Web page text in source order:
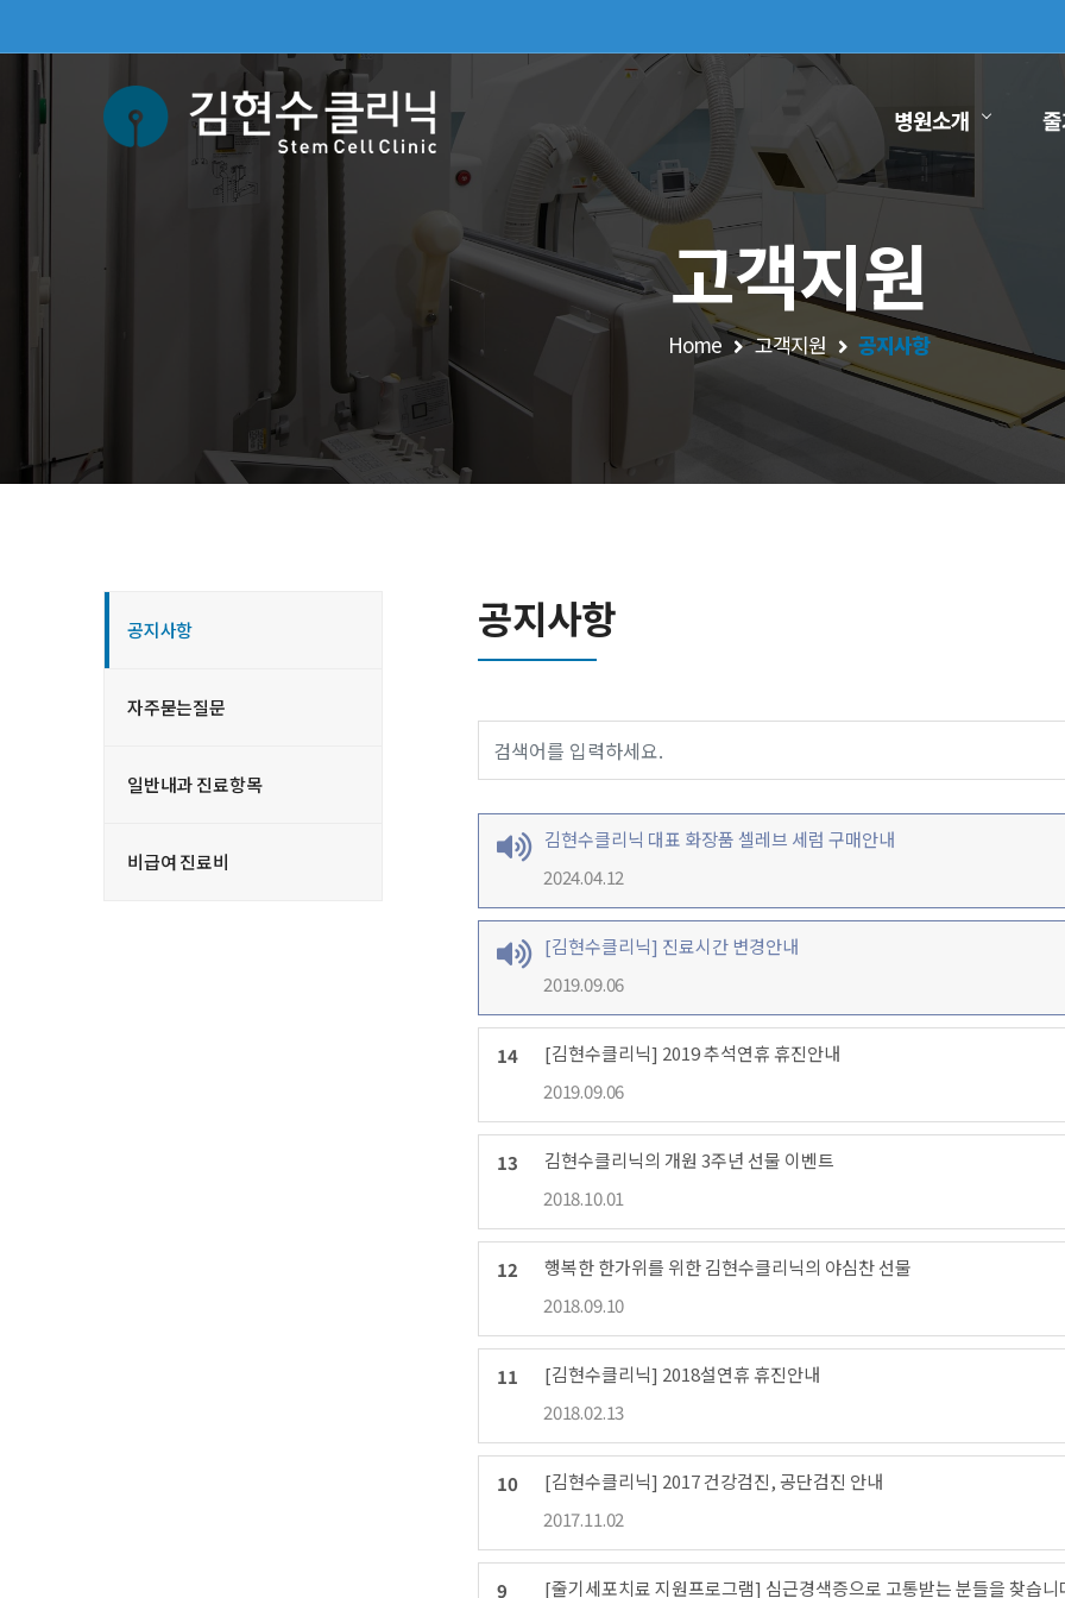
병원소개
고객지원
Home 고객지원 공지사항
공지사항
자주묻는질문
일반내과 진료항목
비급여 진료비
공지사항
김현수클리닉 대표 화장품 셀레브 세럼 구매안내
2024.04.12
[김현수클리닉] 진료시간 변경안내
2019.09.06
14
[김현수클리닉] 2019 추석연휴 휴진안내
2019.09.06
13
김현수클리닉의 개원 3주년 선물 이벤트
2018.10.01
12
행복한 한가위를 위한 김현수클리닉의 야심찬 선물
2018.09.10
11
[김현수클리닉] 2018설연휴 휴진안내
2018.02.13
10
[김현수클리닉] 2017 건강검진, 공단검진 안내
2017.11.02
9
[줄기세포치료 지원프로그램] 심근경색증으로 고통받는 분들을 찾습